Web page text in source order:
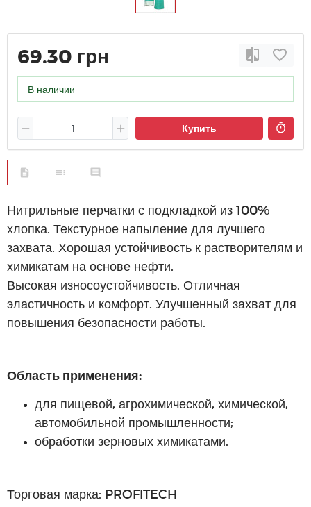
69.30 грн
В наличии
Купить
Нитрильные перчатки с подкладкой из 100%
хлопка. Текстурное напыление для лучшего
захвата. Хорошая устойчивость к растворителям и
химикатам на основе нефти.
Высокая износоустойчивость. Отличная
эластичность и комфорт. Улучшенный захват для
повышения безопасности работы.
Область применения:
для пищевой, агрохимической, химической,
автомобильной промышленности;
обработки зерновых химикатами.
Торговая марка: PROFITECH